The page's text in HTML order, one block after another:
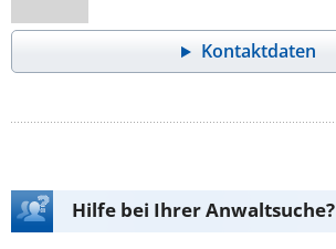
Kontaktdaten
Hilfe bei Ihrer Anwaltsuche?